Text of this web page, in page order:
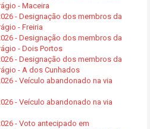
- Maceira
- Designação dos membros da
- Freiria
- Designação dos membros da
- Dois Portos
- Designação dos membros da
- A dos Cunhados
- Veículo abandonado na via
- Veículo abandonado na via
- Voto antecipado em